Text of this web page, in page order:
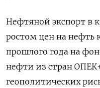
Нефтяной экспорт в
ростом цен на нефть
прошлого года на
нефти из стран
геополитических